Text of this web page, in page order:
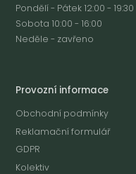
Pondělí - Pátek 12:00 - 19:30
Sobota 10:00 - 16:00
Neděle - zavřeno
Provozní informace
Obchodní podmínky
Reklamační formulář
GDPR
Kolektiv